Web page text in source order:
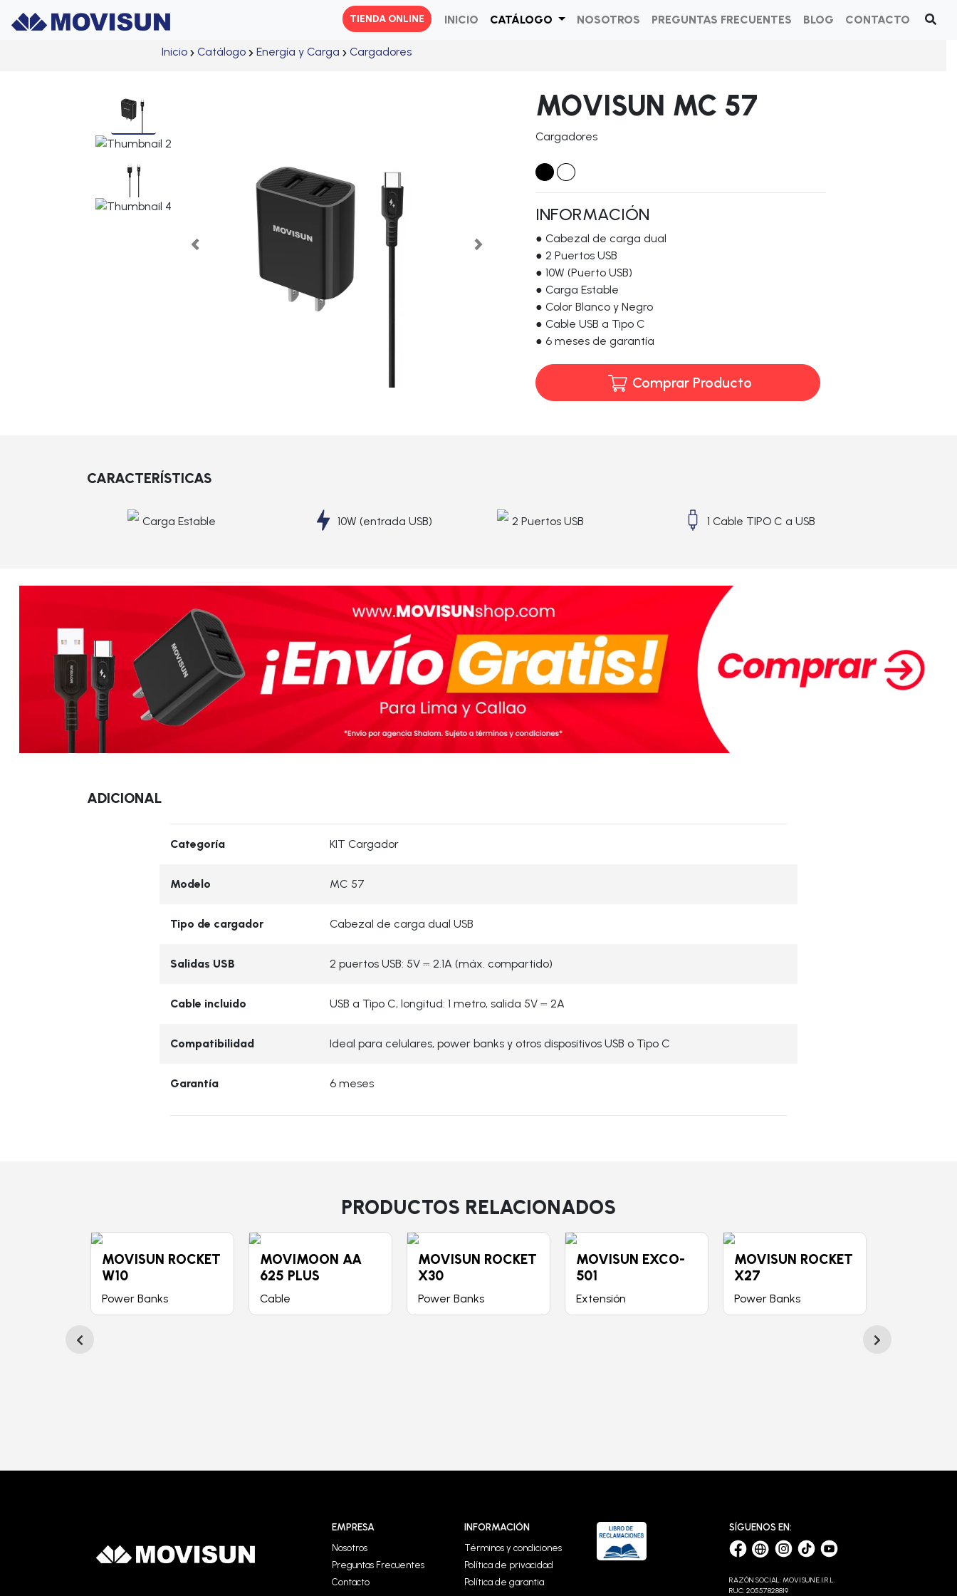
TIENDA ONLINE INICIOㅤ CATÁLOGOㅤ NOSOTROSㅤ PREGUNTAS FRECUENTESㅤ BLOGㅤ CONTACTO
Inicio Catálogo Energía y Carga Cargadores
Previous Next
MOVISUN MC 57
Cargadores
INFORMACIÓN
● Cabezal de carga dual
● 2 Puertos USB
● 10W (Puerto USB)
● Carga Estable
● Color Blanco y Negro
● Cable USB a Tipo C
● 6 meses de garantía
Comprar Producto
CARACTERÍSTICAS
Carga Estable 10W (entrada USB) 2 Puertos USB 1 Cable TIPO C a USB
ADICIONAL
Categoría KIT Cargador
Modelo MC 57
Tipo de cargador Cabezal de carga dual USB
Salidas USB 2 puertos USB: 5V ⎓ 2.1A (máx. compartido)
Cable incluido USB a Tipo C, longitud: 1 metro, salida 5V ⎓ 2A
Compatibilidad Ideal para celulares, power banks y otros dispositivos USB o Tipo C
Garantía 6 meses
PRODUCTOS RELACIONADOS
MOVISUN ROCKET
W10
Power Banks
MOVIMOON AA
625 PLUS
Cable
MOVISUN ROCKET
X30
Power Banks
MOVISUN EXCO-
501
Extensión
MOVISUN ROCKET
X27
Power Banks
EMPRESA
Nosotros
Preguntas Frecuentes
Contacto
INFORMACIÓN
Términos y condiciones
Política de privacidad
Política de garantia
SÍGUENOS EN:
RAZÓN SOCIAL: MOVISUN E.I.R.L.
RUC: 20557828819